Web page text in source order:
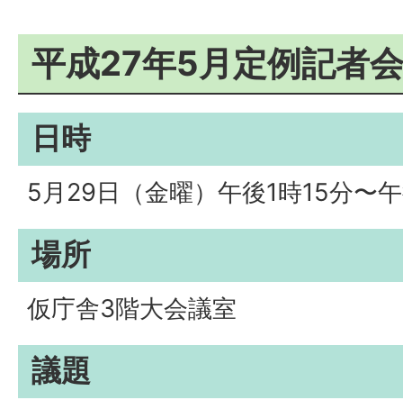
平成27年5月定例記者
日時
5月29日（金曜）午後1時15分〜
場所
仮庁舎3階大会議室
議題